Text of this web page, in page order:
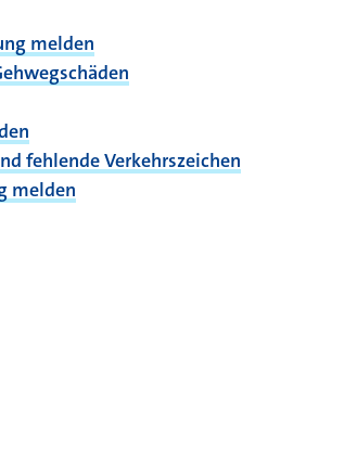
melden
fehlende Verkehrszeichen
melden